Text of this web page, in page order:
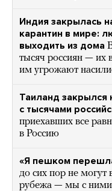
Индия закрылась
карантин в мире:
выходить из дома
тысяч россиян — их
им угрожают
Таиланд закрылся
с тысячами
приехавших все
в Россию
«Я пешком
до сих пор не могут
рубежа — мы с ними